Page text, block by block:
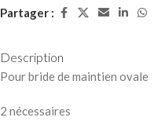
Partager :
Description
Pour bride de maintien ovale
2 nécessaires